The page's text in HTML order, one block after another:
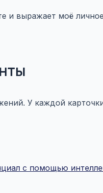
и выражает моё
У каждой
с помощью